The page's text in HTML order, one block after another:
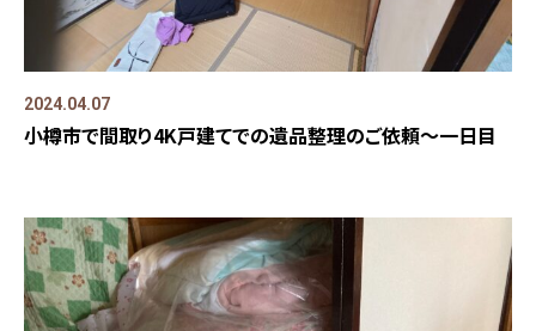
2024.04.07
小樽市で間取り4K戸建てでの遺品整理のご依頼～一日目